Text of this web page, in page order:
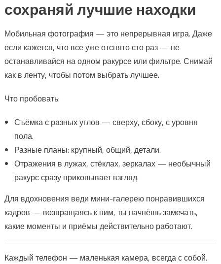
сохраняй лучшие находки
Мобильная фотография — это непрерывная игра. Даже
если кажется, что все уже отснято сто раз — не
останавливайся на одном ракурсе или фильтре. Снимай
как в ленту, чтобы потом выбрать лучшее.
Что пробовать:
Съёмка с разных углов — сверху, сбоку, с уровня
пола.
Разные планы: крупный, общий, детали.
Отражения в лужах, стёклах, зеркалах — необычный
ракурс сразу приковывает взгляд.
Для вдохновения веди мини-галерею понравившихся
кадров — возвращаясь к ним, ты начнёшь замечать,
какие моменты и приёмы действительно работают.
Каждый телефон — маленькая камера, всегда с собой.